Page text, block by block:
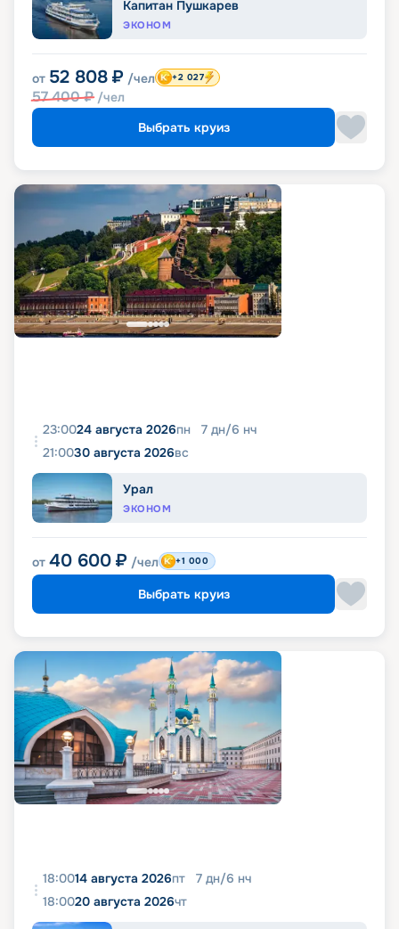
Капитан Пушкарев
ЭКОНОМ
от 52 808 ₽ /чел
57 400₽ /чел
+2 027
Выбрать круиз
23:0024 августа 2026пн 7 дн/6 нч
21:0030 августа 2026вс
Урал
ЭКОНОМ
от 40 600 ₽ /чел +1 000
Выбрать круиз
18:0014 августа 2026пт 7 дн/6 нч
18:0020 августа 2026чт